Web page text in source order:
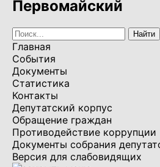
Первомайский
Главная
События
Документы
Статистика
Контакты
Депутатский корпус
Обращение граждан
Противодействие коррупции
Документы собрания
Версия для слабовидящих